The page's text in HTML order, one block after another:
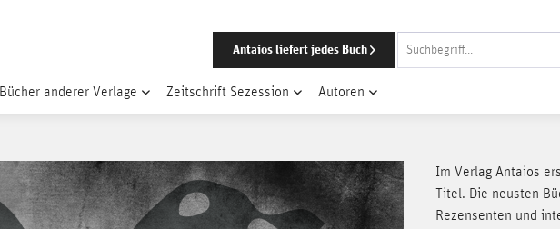
Antaios liefert jedes Buch
Bücher anderer Verlage Zeitschrift Sezession Autoren
Im Verlag Antaios
Titel. Die neusten
Rezensenten und